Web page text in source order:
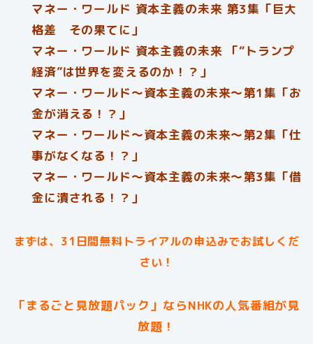
マネー・ワールド 資本主義の未来 第3集「巨大
格差 その果てに」
マネー・ワールド 資本主義の未来 「“トランプ
経済”は世界を変えるのか！？」
マネー・ワールド～資本主義の未来～第1集「お
金が消える！？」
マネー・ワールド～資本主義の未来～第2集「仕
事がなくなる！？」
マネー・ワールド～資本主義の未来～第3集「借
金に潰される！？」
まずは、31日間無料トライアルの申込みでお試しくだ
さい！
「まるごと見放題パック」ならNHKの人気番組が見
放題！